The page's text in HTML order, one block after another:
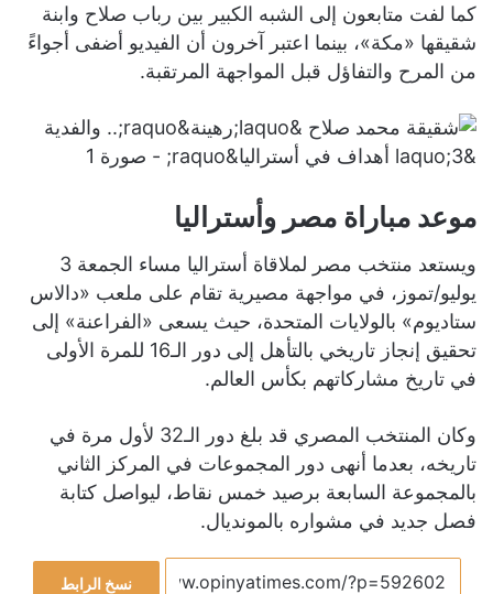
كما لفت متابعون إلى الشبه الكبير بين رباب صلاح وابنة
شقيقها «مكة»، بينما اعتبر آخرون أن الفيديو أضفى أجواءً
من المرح والتفاؤل قبل المواجهة المرتقبة.
موعد مباراة مصر وأستراليا
ويستعد منتخب مصر لملاقاة أستراليا مساء الجمعة 3
يوليو/تموز، في مواجهة مصيرية تقام على ملعب «دالاس
ستاديوم» بالولايات المتحدة، حيث يسعى «الفراعنة» إلى
تحقيق إنجاز تاريخي بالتأهل إلى دور الـ16 للمرة الأولى
في تاريخ مشاركاتهم بكأس العالم.
وكان المنتخب المصري قد بلغ دور الـ32 لأول مرة في
تاريخه، بعدما أنهى دور المجموعات في المركز الثاني
بالمجموعة السابعة برصيد خمس نقاط، ليواصل كتابة
فصل جديد في مشواره بالمونديال.
نسخ الرابط